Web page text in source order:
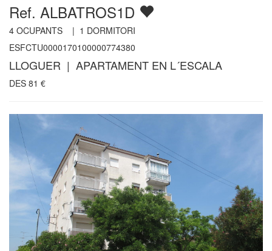
Ref. ALBATROS1D
4 OCUPANTS | 1 DORMITORI
ESFCTU0000170100000774380
LLOGUER | APARTAMENT EN L´ESCALA
DES 81 €